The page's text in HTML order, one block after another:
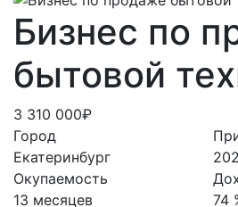
Бизнес по
бытовой
3 310 000₽
Город
Екатеринбург
Окупаемость
13 месяцев
74